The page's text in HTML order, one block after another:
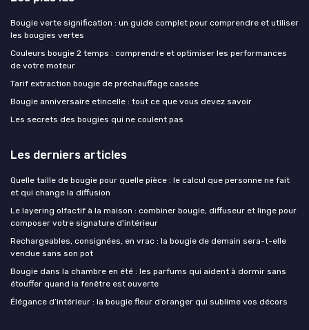
Bougie verte signification : un guide complet pour comprendre et utiliser
les bougies vertes
Couleurs bougie 2 temps : comprendre et optimiser les performances
de votre moteur
Tarif extraction bougie de préchauffage cassée
Bougie anniversaire etincelle : tout ce que vous devez savoir
Les secrets des bougies qui ne coulent pas
Les derniers articles
Quelle taille de bougie pour quelle pièce : le calcul que personne ne fait
et qui change la diffusion
Le layering olfactif à la maison : combiner bougie, diffuseur et linge pour
composer votre signature d'intérieur
Rechargeables, consignées, en vrac : la bougie de demain sera-t-elle
vendue sans son pot
Bougie dans la chambre en été : les parfums qui aident à dormir sans
étouffer quand la fenêtre est ouverte
Élégance d’intérieur : la bougie fleur d’oranger qui sublime vos décors